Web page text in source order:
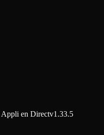
Appli en Directv1.33.5